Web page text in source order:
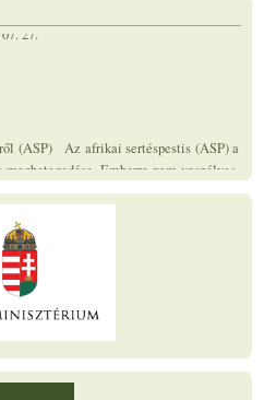
(ASP) Az afrikai sertéspestis (ASP) a
Emberre nem veszélyes,